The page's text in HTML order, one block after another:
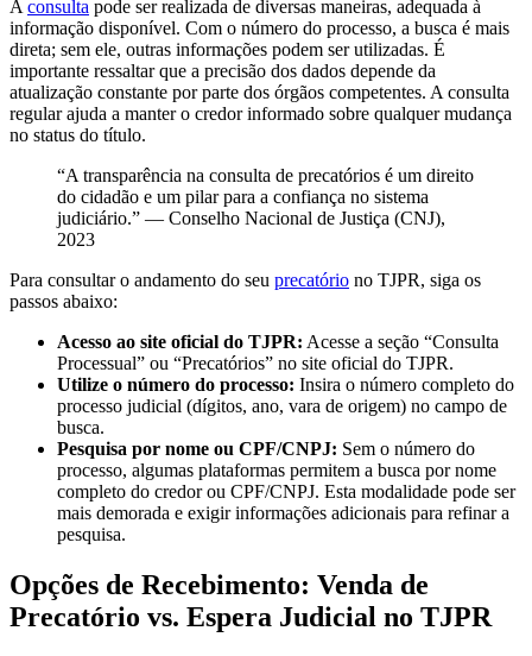
A consulta pode ser realizada de diversas maneiras, adequada à
informação disponível. Com o número do processo, a busca é mais
direta; sem ele, outras informações podem ser utilizadas. É
importante ressaltar que a precisão dos dados depende da
atualização constante por parte dos órgãos competentes. A consulta
regular ajuda a manter o credor informado sobre qualquer mudança
no status do título.
“A transparência na consulta de precatórios é um direito
do cidadão e um pilar para a confiança no sistema
judiciário.” — Conselho Nacional de Justiça (CNJ),
2023
Para consultar o andamento do seu precatório no TJPR, siga os
passos abaixo:
Acesso ao site oficial do TJPR: Acesse a seção “Consulta
Processual” ou “Precatórios” no site oficial do TJPR.
Utilize o número do processo: Insira o número completo do
processo judicial (dígitos, ano, vara de origem) no campo de
busca.
Pesquisa por nome ou CPF/CNPJ: Sem o número do
processo, algumas plataformas permitem a busca por nome
completo do credor ou CPF/CNPJ. Esta modalidade pode ser
mais demorada e exigir informações adicionais para refinar a
pesquisa.
Opções de Recebimento: Venda de
Precatório vs. Espera Judicial no TJPR